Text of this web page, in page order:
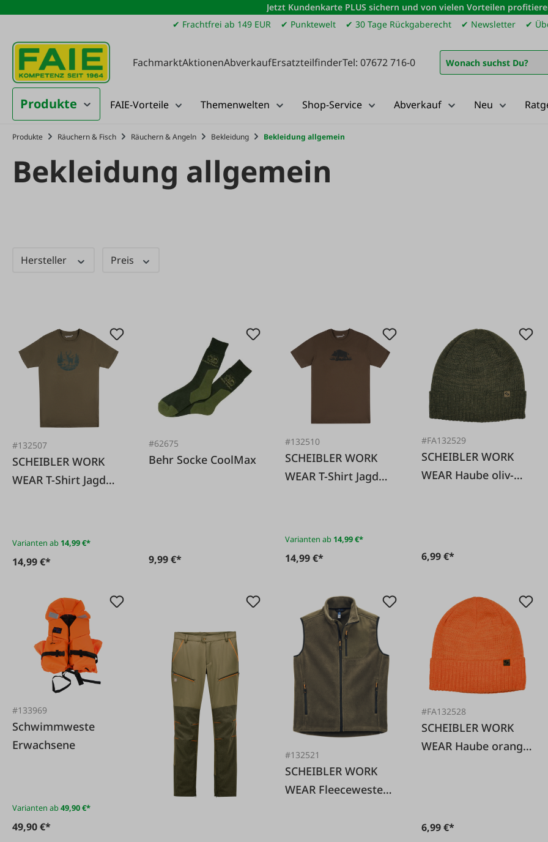
Hauptinhalt springen
Zur Suche springen
Zur Hauptnavigation springen
Jetzt Kundenkarte PLUS sichern und von vielen Vorteilen
✔ Frachtfrei ab 149 EUR
✔ Punktewelt ✔ 30 Tage Rückgaberecht ✔ Newsletter ✔
FachmarktAktionenAbverkaufErsatzteilfinderTel: 07672 716-0
Produkte FAIE-Vorteile Themenwelten Shop-Service Abverkauf Neu
Produkte Räuchern & Fisch Räuchern & Angeln Bekleidung Bekleidung allgemein
Bekleidung allgemein
Hersteller Preis
#132507
SCHEIBLER WORK
WEAR T-Shirt Jagd
Varianten ab 14,99 €*
14,99 €*
#62675
Behr Socke CoolMax
9,99 €*
#132510
SCHEIBLER WORK
WEAR T-Shirt Jagd
Varianten ab 14,99 €*
14,99 €*
#FA132529
SCHEIBLER WORK
WEAR Haube oliv-
6,99 €*
#133969
Schwimmweste
Erwachsene
Varianten ab49,90 €*
49,90 €*
#132521
SCHEIBLER WORK
WEAR Fleeceweste
#FA132528
SCHEIBLER WORK
WEAR Haube orange-
6,99 €*